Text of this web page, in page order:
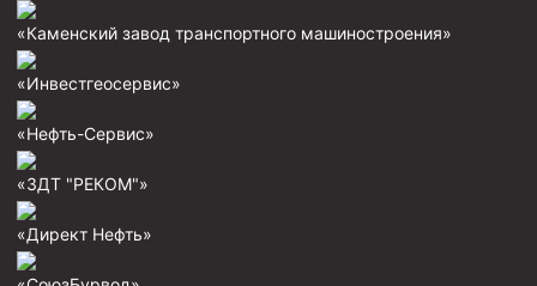
Муфта БТС 146
Муфта ОТТМ 178
Муфта ОТТМ 168
Муфта ОТТМ 114
«Каменский завод транспортного машиностроения»
«Инвестгеосервис»
«Нефть-Сервис»
«ЗДТ "РЕКОМ"»
«Директ Нефть»